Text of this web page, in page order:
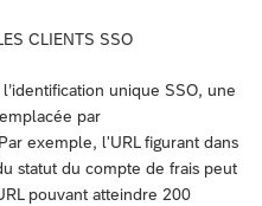
CLIENTS SSO
unique SSO, une
par
exemple, l'URL figurant dans
statut du compte de frais peut
pouvant atteindre 200